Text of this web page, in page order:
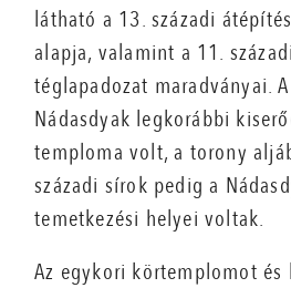
látható a 13. századi
alapja, valamint a 11.
téglapadozat maradványai.
Nádasdyak legkorábbi
temploma volt, a torony
századi sírok pedig a
temetkezési helyei voltak.
Az egykori körtemplomot